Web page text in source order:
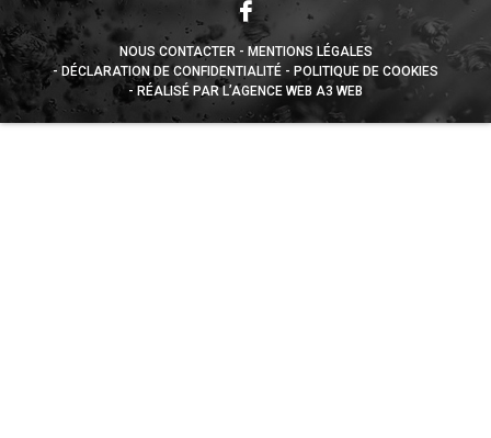
NOUS CONTACTER
MENTIONS LÉGALES
DÉCLARATION DE CONFIDENTIALITÉ
POLITIQUE DE COOKIES
RÉALISÉ PAR L’AGENCE WEB A3 WEB